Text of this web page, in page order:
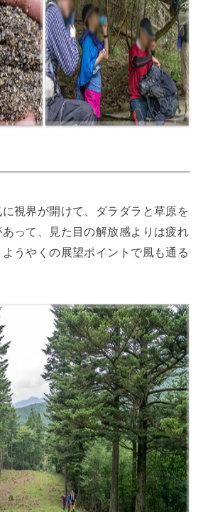
視界が開けて、ダラダラと草原を
って、見た目の解放感よりは疲れ
うやくの展望ポイントで風も通る